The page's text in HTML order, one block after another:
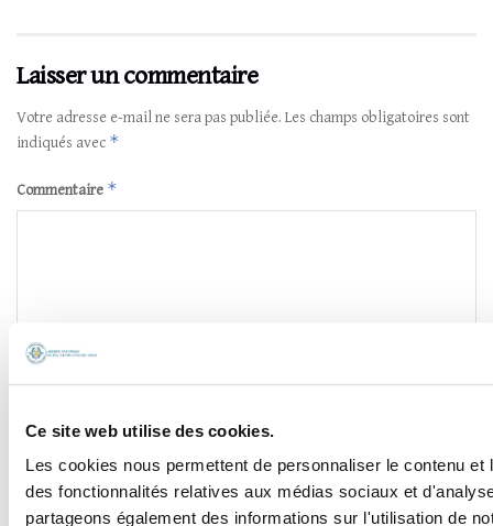
Ce site web utilise des cookies.
Les cookies nous permettent de personnaliser le contenu et
des fonctionnalités relatives aux médias sociaux et
partageons également des informations sur l'utilisation de
Laisser un commentaire
Votre adresse e-mail ne sera pas publiée. Les champs obligatoires sont
indiqués avec *
Commentaire *
Nom*